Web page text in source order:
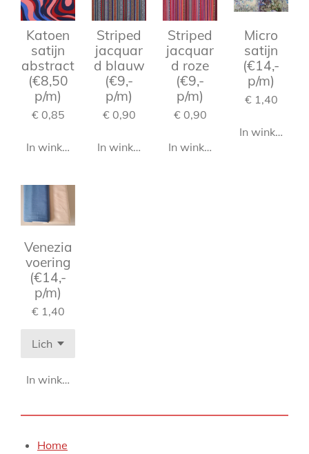
Katoen
satijn
abstract
(€8,50
p/m)
€ 0,85
In winkelwagen
Striped
jacquar
d blauw
(€9,-
p/m)
€ 0,90
In winkelwagen
Striped
jacquar
d roze
(€9,-
p/m)
€ 0,90
In winkelwagen
Micro
satijn
(€14,-
p/m)
€ 1,40
In
Venezia
voering
(€14,-
p/m)
€ 1,40
In winkelwagen
Home